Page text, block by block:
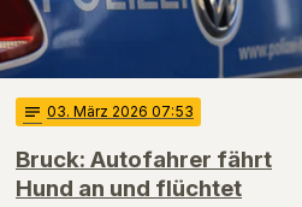
notes 03. März 2026 07:53
Bruck: Autofahrer fährt
Hund an und flüchtet